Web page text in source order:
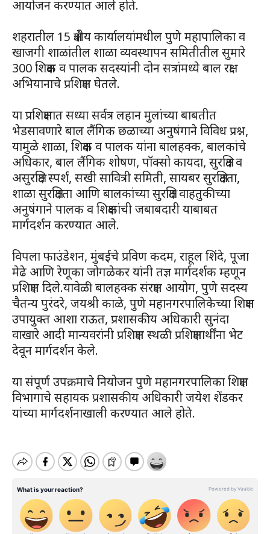
आयोजन करण्यात आले होते.
शहरातील 15 क्षेत्रीय कार्यालयांमधील पुणे महापालिका व
खाजगी शाळांतील शाळा व्यवस्थापन समितीतील सुमारे
300 शिक्षक व पालक सदस्यांनी दोन सत्रांमध्ये बाल रक्षा
अभियानाचे प्रशिक्षण घेतले.
या प्रशिक्षणात सध्या सर्वत्र लहान मुलांच्या बाबतीत
भेडसावणारे बाल लैंगिक छळाच्या अनुषंगाने विविध प्रश्न,
यामुळे शाळा, शिक्षक व पालक यांना बालहक्क, बालकांचे
अधिकार, बाल लैंगिक शोषण, पॉक्सो कायदा, सुरक्षित व
असुरक्षित स्पर्श, सखी सावित्री समिती, सायबर सुरक्षितता,
शाळा सुरक्षितता आणि बालकांच्या सुरक्षित वाहतुकीच्या
अनुषंगाने पालक व शिक्षकांची जबाबदारी याबाबत
मार्गदर्शन करण्यात आले.
विपला फाउंडेशन, मुंबईचे प्रविण कदम, राहूल शिंदे, पूजा
मेढे आणि रेणूका जोगळेकर यांनी तज्ञ मार्गदर्शक म्हणून
प्रशिक्षण दिले.यावेळी बालहक्क संरक्षण आयोग, पुणे सदस्य
चैतन्य पुरंदरे, जयश्री काळे, पुणे महानगरपालिकेच्या शिक्षण
उपायुक्त आशा राऊत, प्रशासकीय अधिकारी सुनंदा
वाखारे आदी मान्यवरांनी प्रशिक्षण स्थळी प्रशिक्षणार्थींना भेट
देवून मार्गदर्शन केले.
या संपूर्ण उपक्रमाचे नियोजन पुणे महानगरपालिका शिक्षण
विभागाचे सहायक प्रशासकीय अधिकारी जयेश शेंडकर
यांच्या मार्गदर्शनाखाली करण्यात आले होते.